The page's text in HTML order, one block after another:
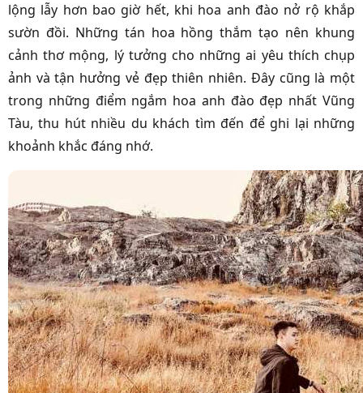
lộng lẫy hơn bao giờ hết, khi hoa anh đào nở rộ khắp
sườn đồi. Những tán hoa hồng thắm tạo nên khung
cảnh thơ mộng, lý tưởng cho những ai yêu thích chụp
ảnh và tận hưởng vẻ đẹp thiên nhiên. Đây cũng là một
trong những điểm ngắm hoa anh đào đẹp nhất Vũng
Tàu, thu hút nhiều du khách tìm đến để ghi lại những
khoảnh khắc đáng nhớ.